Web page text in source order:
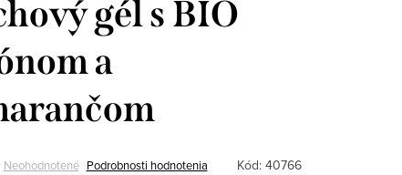
gél s BIO
a
Neohodnotené Podrobnosti hodnotenia Kód: 40766